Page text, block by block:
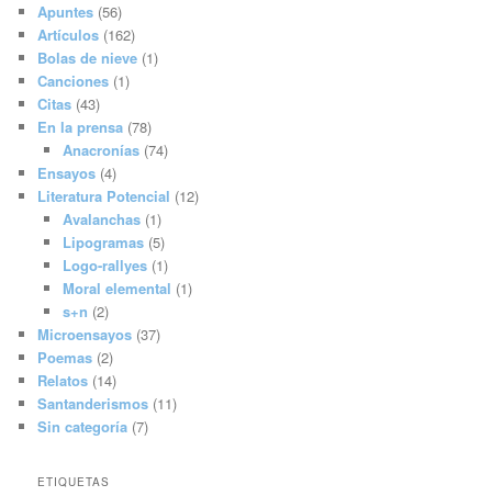
Apuntes (56)
Artículos (162)
Bolas de nieve (1)
Canciones (1)
Citas (43)
En la prensa (78)
Anacronías(74)
Ensayos (4)
Literatura Potencial (12)
Avalanchas(1)
Lipogramas(5)
Logo-rallyes(1)
Moral elemental (1)
s+n (2)
Microensayos (37)
Poemas (2)
Relatos (14)
Santanderismos (11)
Sin categoría (7)
ETIQUETAS